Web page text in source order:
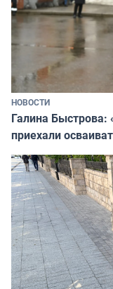
НОВОСТИ
Галина Быстрова:
приехали